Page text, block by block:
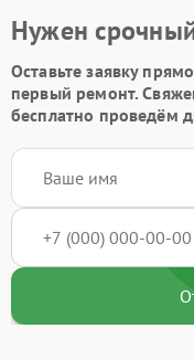
Нужен
Оставьте заявкупрямо
первый ремонт.
бесплатно проведём